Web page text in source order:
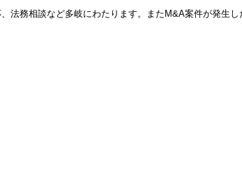
法務相談など多岐にわたります。またM&A案件が発生し